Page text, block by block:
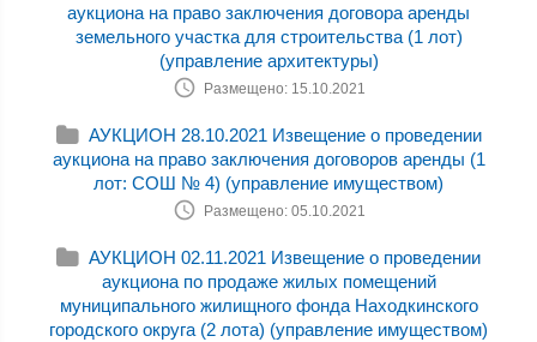
аукциона на право заключения договора аренды
земельного участка для строительства (1 лот)
(управление архитектуры)
Размещено: 15.10.2021
АУКЦИОН 28.10.2021 Извещение о проведении
аукциона на право заключения договоров аренды (1
лот: СОШ № 4) (управление имуществом)
Размещено: 05.10.2021
АУКЦИОН 02.11.2021 Извещение о проведении
аукциона по продаже жилых помещений
муниципального жилищного фонда Находкинского
городского округа (2 лота) (управление имуществом)